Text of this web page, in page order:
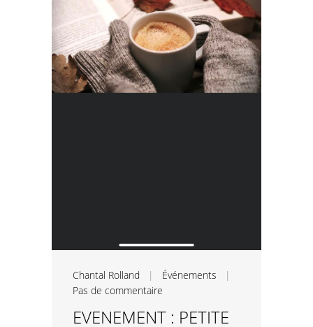
Chantal Rolland | Événements |
Pas de commentaire
EVENEMENT : PETITE